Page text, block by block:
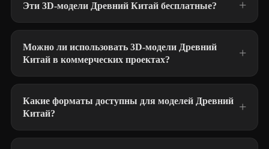
Эти 3D-модели Древний Китай бесплатные?
Можно ли использовать 3D-модели Древний
Китай в коммерческих проектах?
Какие форматы доступны для моделей Древний
Китай?